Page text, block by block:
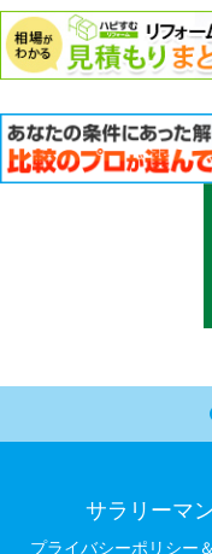
サラリーマ
プライバシーポリシー